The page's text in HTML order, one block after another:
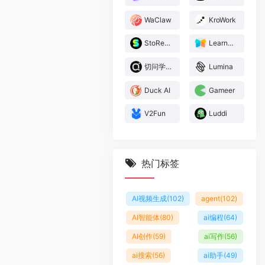
WaClaw KroWork
StoReel Canvas LearnBuddy
切问学术 Lumina
Duck AI Gameer
V2Fun Luddi
热门标签
AI视频生成(102) agent(102)
AI智能体(80) ai编程(64)
AI创作(59) ai写作(56)
ai搜索(56) ai助手(49)